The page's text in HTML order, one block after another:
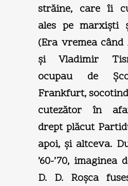
străine, care îi
ales pe marxişti
(Era vremea
şi Vladimir
ocupau de
Frankfurt,
cutezător în
drept plăcut
apoi, şi altceva.
’60-’70,
D. D. Roşca